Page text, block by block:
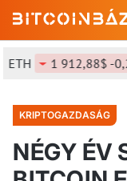
1 912,88$ -
KRIPTOGAZDASÁG
NÉGY ÉV